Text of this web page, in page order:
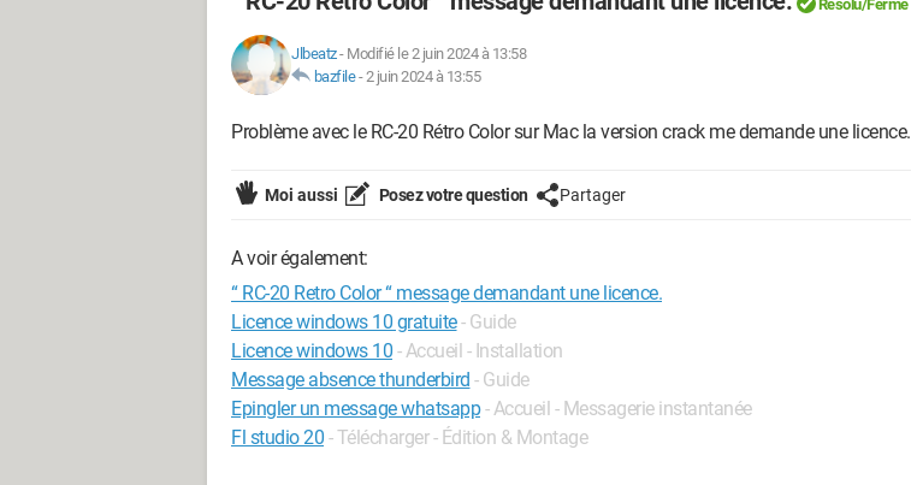
Résolu/Fermé
Jlbeatz- Modifié le 2 juin 2024 à 13:58
bazfile-2 juin 2024 à 13:55
Problème avec le RC-20 Rétro Color sur Mac la version crack me demande une licence.
Moi aussi Posez votre question Partager
A voir également:
“ RC-20 Retro Color “ message demandant une licence.
Licence windows 10 gratuite- Guide
Licence windows 10 - Accueil - Installation
Message absence thunderbird - Guide
Epingler un message whatsapp - Accueil - Messagerie instantanée
Fl studio 20 - Télécharger - Édition & Montage